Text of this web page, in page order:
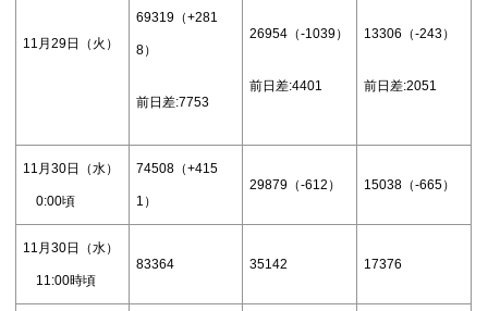
11月29日（火）
69319（+281
8）
前日差:7753
26954（-1039）
前日差:4401
13306（-243）
前日差:2051
11月30日（水）
0:00頃
74508（+415
1）
29879（-612） 15038（-665）
11月30日（水）
11:00時頃
83364 35142 17376